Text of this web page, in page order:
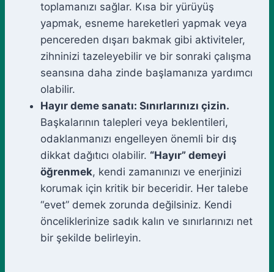
toplamanızı sağlar. Kısa bir yürüyüş
yapmak, esneme hareketleri yapmak veya
pencereden dışarı bakmak gibi aktiviteler,
zihninizi tazeleyebilir ve bir sonraki çalışma
seansına daha zinde başlamanıza yardımcı
olabilir.
Hayır deme sanatı: Sınırlarınızı çizin.
Başkalarının talepleri veya beklentileri,
odaklanmanızı engelleyen önemli bir dış
dikkat dağıtıcı olabilir. “Hayır” demeyi
öğrenmek, kendi zamanınızı ve enerjinizi
korumak için kritik bir beceridir. Her talebe
“evet” demek zorunda değilsiniz. Kendi
önceliklerinize sadık kalın ve sınırlarınızı net
bir şekilde belirleyin.